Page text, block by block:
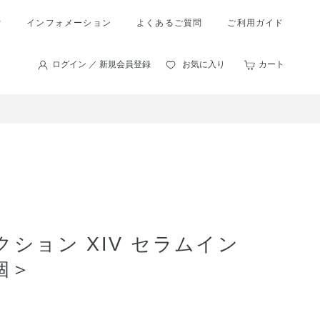
インフォメーション よくあるご質問 ご利用ガイド
ログイン ／ 新規会員登録 お気に入り カート
ション XIV セラムイン